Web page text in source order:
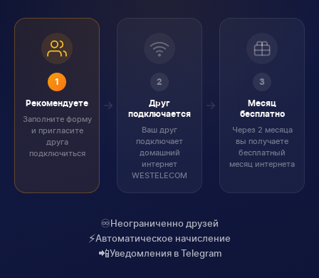
1
Рекомендуете
Заполните форму
и пригласите
друга
подключиться
2
Друг
подключается
Ваш друг
подключает
домашний
интернет
WESTELECOM
3
Месяц
бесплатно
Через 2 месяца
вы получаете
бесплатный
месяц интернета
♾️Неограниченно друзей
⚡Автоматическое начисление
📲Уведомления в Telegram